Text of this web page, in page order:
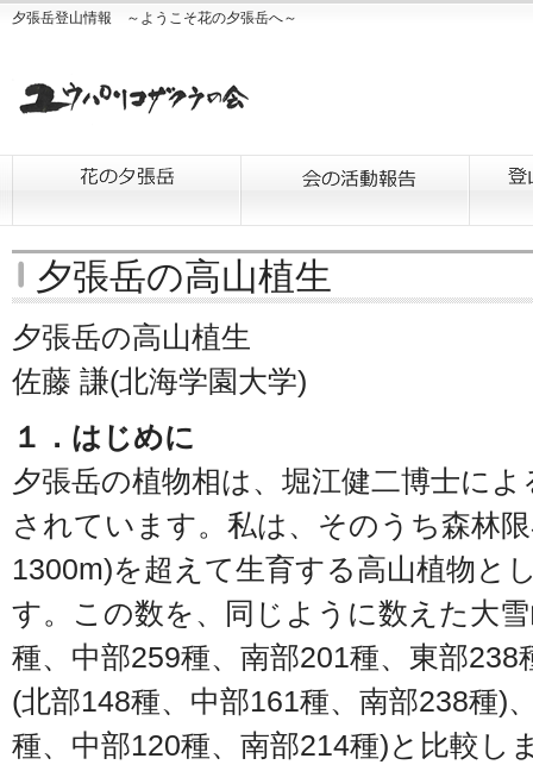
夕張岳登山情報 ～ようこそ花の夕張岳へ～
夕張岳の高山植生
夕張岳の高山植生
佐藤 謙(北海学園大学)
１．はじめに
夕張岳の植物相は、堀江健二博士に
されています。私は、そのうち森林
1300m)を超えて生育する高山植物と
す。この数を、同じように数えた大
種、中部259種、南部201種、東部238
(北部148種、中部161種、南部238種)
種、中部120種、南部214種)と比較し